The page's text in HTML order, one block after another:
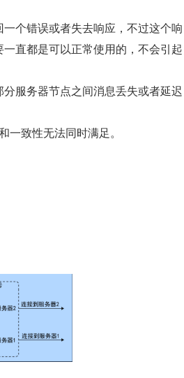
个错误或者失去响应，不过这个响
直都是可以正常使用的，不会引起
服务器节点之间消息丢失或者延迟
致性无法同时满足。